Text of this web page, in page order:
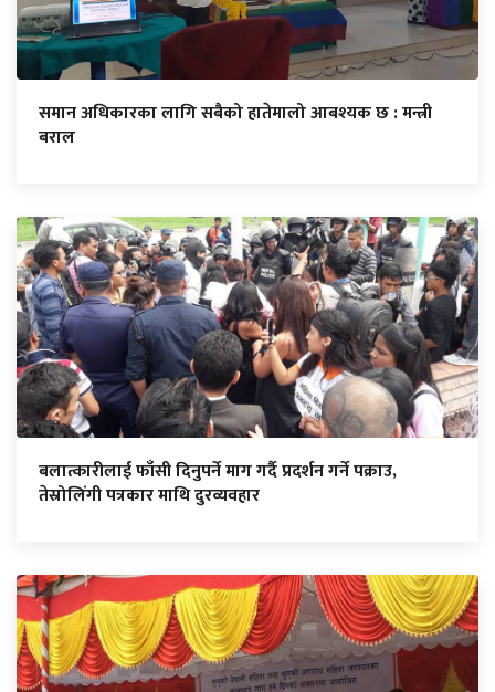
समान अधिकारका लागि सबैको हातेमालो आबश्यक छ : मन्त्री
बराल
बलात्कारीलाई फाँसी दिनुपर्ने माग गर्दै प्रदर्शन गर्ने पक्राउ,
तेस्रोलिंगी पत्रकार माथि दुरव्यवहार